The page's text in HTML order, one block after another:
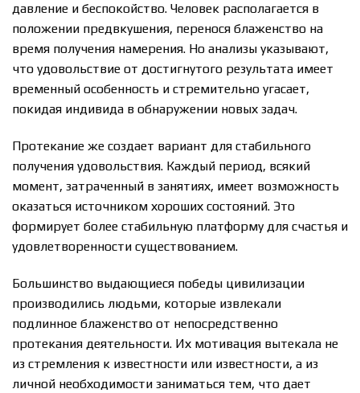
давление и беспокойство. Человек располагается в
положении предвкушения, перенося блаженство на
время получения намерения. Но анализы указывают,
что удовольствие от достигнутого результата имеет
временный особенность и стремительно угасает,
покидая индивида в обнаружении новых задач.
Протекание же создает вариант для стабильного
получения удовольствия. Каждый период, всякий
момент, затраченный в занятиях, имеет возможность
оказаться источником хороших состояний. Это
формирует более стабильную платформу для счастья и
удовлетворенности существованием.
Большинство выдающиеся победы цивилизации
производились людьми, которые извлекали
подлинное блаженство от непосредственно
протекания деятельности. Их мотивация вытекала не
из стремления к известности или известности, а из
личной необходимости заниматься тем, что дает